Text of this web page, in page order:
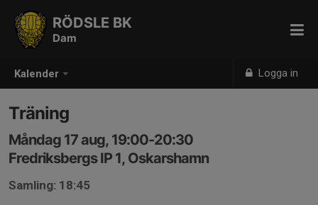
Kalender Logga in
RÖDSLE BK
Dam
Träning
Måndag 17 aug, 19:00-20:30
Fredriksbergs IP 1, Oskarshamn
Samling: 18:45